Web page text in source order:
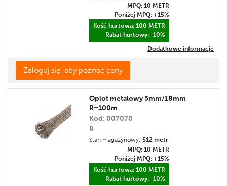
MPQ: 10 METR
Poniżej MPQ: +15%
Ilość hurtowa: 100 METR
Rabat hurtowy: -10%
Dodatkowe informacje
Zaloguj się, aby poznać ceny
Oplot metalowy 5mm/18mm
R=100m
Kod: 007070
R
Stan magazynowy: 512 metr
MPQ: 10 METR
Poniżej MPQ: +15%
Ilość hurtowa: 100 METR
Rabat hurtowy: -10%